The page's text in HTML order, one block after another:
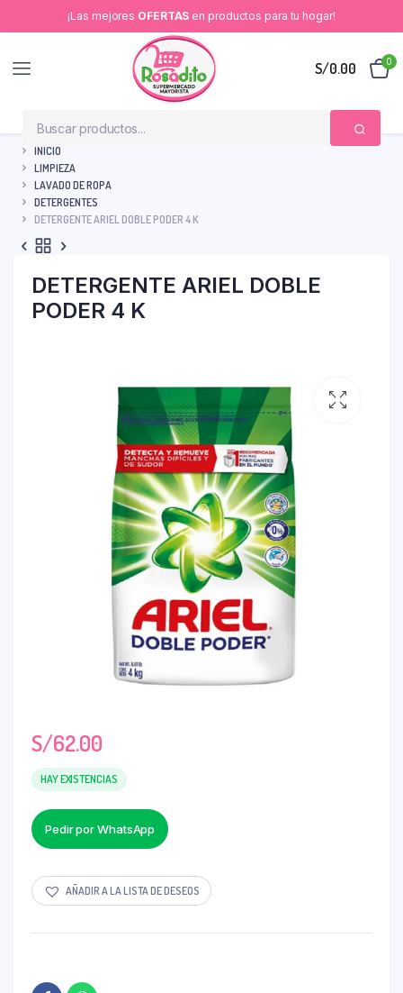
¡Las mejores OFERTAS en productos para tu hogar!
S/0.00 0
INICIO
LIMPIEZA
LAVADO DE ROPA
DETERGENTES
DETERGENTE ARIEL DOBLE PODER 4 K
DETERGENTE ARIEL DOBLE
PODER 4 K
S/62.00
HAY EXISTENCIAS
Pedir por WhatsApp
AÑADIR A LA LISTA DE DESEOS